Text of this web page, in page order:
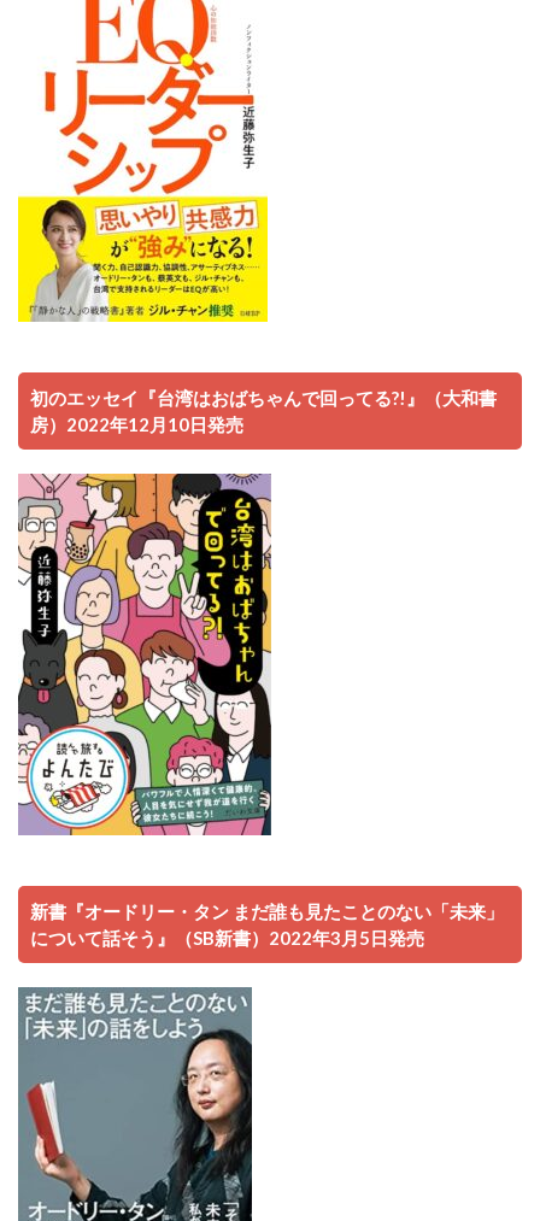
初のエッセイ『台湾はおばちゃんで回ってる?!』（大和書
房）2022年12月10日発売
新書『オードリー・タン まだ誰も見たことのない「未来」
について話そう』（SB新書）2022年3月5日発売